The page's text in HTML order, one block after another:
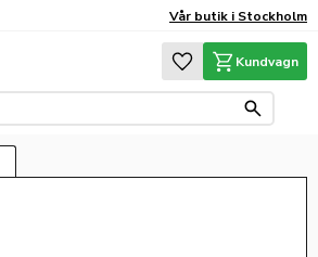
Vår butik i Stockholm
Favoriter
Kundvagn